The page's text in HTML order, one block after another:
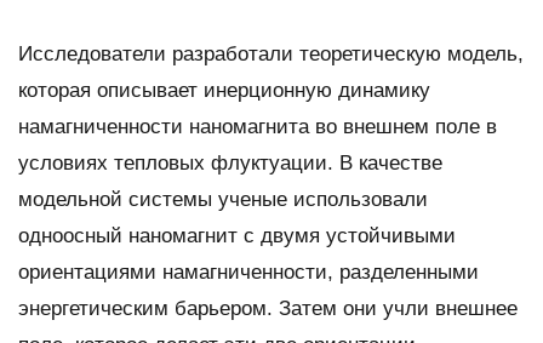
Исследователи разработали теоретическую модель,
которая описывает инерционную динамику
намагниченности наномагнита во внешнем поле в
условиях тепловых флуктуации. В качестве
модельной системы ученые использовали
одноосный наномагнит с двумя устойчивыми
ориентациями намагниченности, разделенными
энергетическим барьером. Затем они учли внешнее